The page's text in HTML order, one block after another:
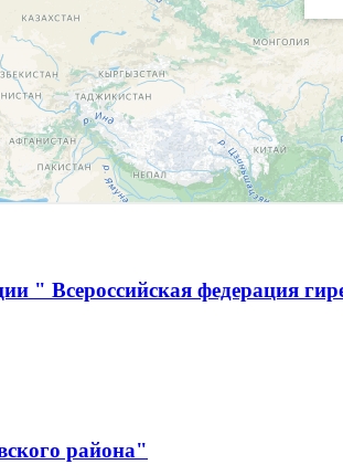
" Всероссийская федерация
района"